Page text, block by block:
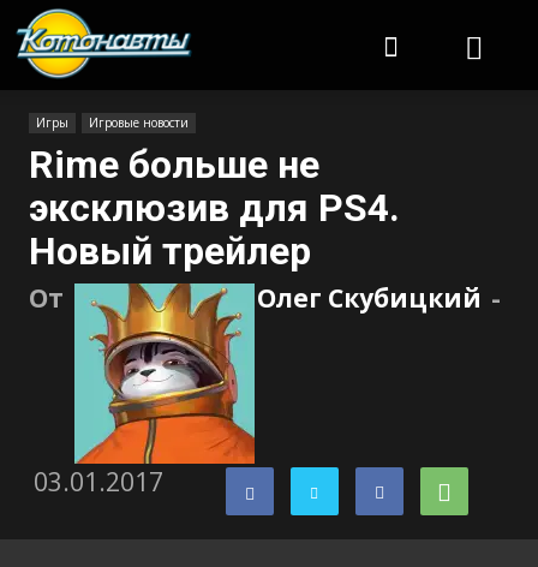
Игры Игровые новости
Rime больше не
эксклюзив для PS4.
Новый трейлер
От Олег Скубицкий -
03.01.2017